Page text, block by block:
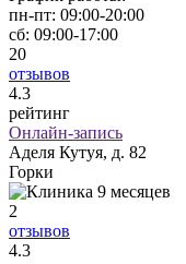
пн-пт: 09:00-20:00
сб: 09:00-17:00
20
отзывов
4.3
рейтинг
Онлайн-запись
Аделя Кутуя, д. 82
Горки
2
отзывов
4.3